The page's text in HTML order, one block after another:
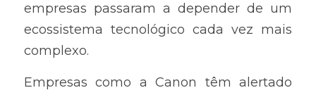
empresas passaram a depender de um
ecossistema tecnológico cada vez mais
complexo.
Empresas como a Canon têm alertado